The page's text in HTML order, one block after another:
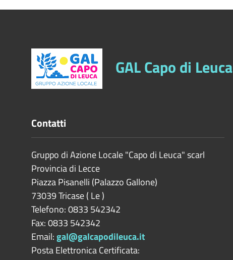
GAL Capo di Leuca
Contatti
Gruppo di Azione Locale "Capo di Leuca" scarl
Provincia di Lecce
Piazza Pisanelli (Palazzo Gallone)
73039Tricase( Le)
Telefono: 0833 542342
Fax: 0833 542342
Email:gal@galcapodileuca.it
Posta Elettronica Certificata: